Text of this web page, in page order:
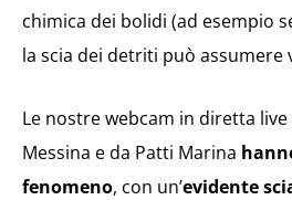
chimica dei bolidi (ad esempio
la scia dei detriti può assumere
Le nostre webcam in diretta
Messina e da Patti Marina
fenomeno, con un’evidente